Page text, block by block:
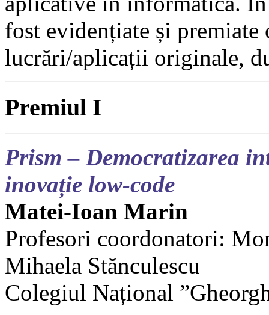
fost evidențiate și premiate
lucrări/aplicații originale,
Premiul I
Prism – Democratizarea
inovație low-code
Matei-Ioan Marin
Profesori coordonatori:
Mihaela Stănculescu
Colegiul Național